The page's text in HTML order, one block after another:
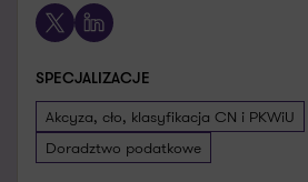
X LinkedIn
SPECJALIZACJE
Akcyza, cło, klasyfikacja CN i PKWiU
Doradztwo podatkowe